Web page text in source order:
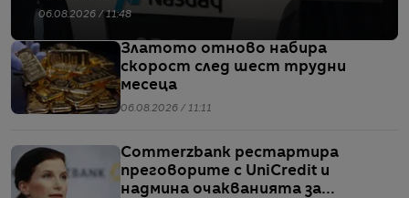
06.08.2026 / 11:48
Златото отново набира
скорост след шест трудни
месеца
06.08.2026 / 11:11
Commerzbank рестартира
преговорите с UniCredit и
надмина очакванията за